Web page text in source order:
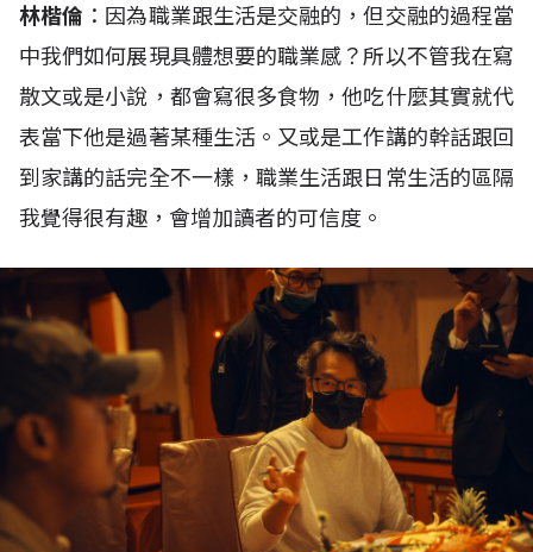
林楷倫 ：因為職業跟生活是交融的，但交融的過程當
中我們如何展現具體想要的職業感？所以不管我在寫
散文或是小說，都會寫很多食物，他吃什麼其實就代
表當下他是過著某種生活。又或是工作講的幹話跟回
到家講的話完全不一樣，職業生活跟日常生活的區隔
我覺得很有趣，會增加讀者的可信度。